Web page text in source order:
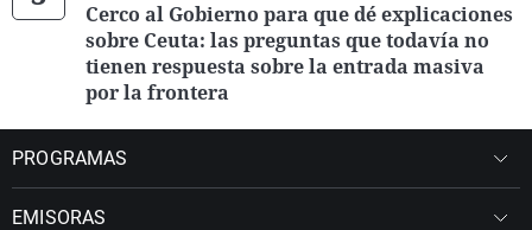
Cerco al Gobierno para que dé explicaciones
sobre Ceuta: las preguntas que todavía no
tienen respuesta sobre la entrada masiva
por la frontera
PROGRAMAS
EMISORAS